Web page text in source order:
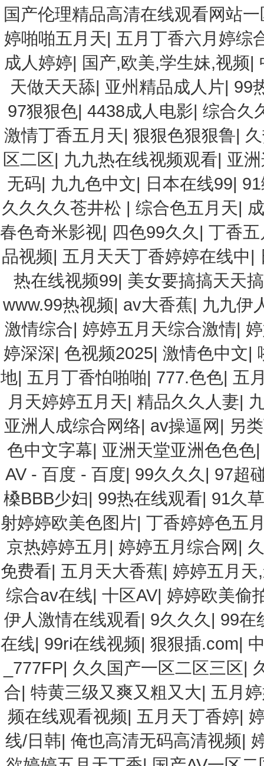
国产伦理精品高清在线观看网站
婷啪啪五月天| 五月丁香六月婷综
成人婷婷| 国产,欧美,学生妹,视频|
天做天天舔| 亚州精品成人片| 99
97狠狠色| 4438成人电影| 综合久
激情丁香五月天| 狠狠色狠狠鲁|
区二区| 九九热在线视频观看| 亚
无码| 九九色中文| 日本在线99|
久久久久苍井松 | 综合色五月天|
春色奇米影视| 四色99久久 | 丁香
品视频| 五月天天丁香婷婷在线中|
热在线视频99| 美女要搞搞天天
www.99热视频| av大香蕉| 九九伊
激情综合| 婷婷五月天综合激情|
婷深深| 色视频2025| 激情色中文|
地| 五月丁香怕啪啪| 777.色色| 五
月天婷婷五月天|精品久久人妻|
亚洲人成综合网络| av操逼网| 另
色中文字幕| 亚洲天堂亚洲色色色
AV - 百度 - 百度| 99久久久 | 97超
槡BBB少妇| 99热在线观看| 91久
射婷婷欧美色图片|丁香婷婷色五
京热婷婷五月 | 婷婷五月综合网|
免费看| 五月天大香蕉| 婷婷五月天
综合av在线|十区AV| 婷婷欧美偷
伊人激情在线观看| 9久久久 | 99在
在线| 99ri在线视频|狠狠插.com|
_777FP| 久久国产一区二区三区|
合| 特黄三级又爽又粗又大| 五月
频在线观看视频| 五月天丁香婷|
线/日韩| 俺也高清无码高清视频|